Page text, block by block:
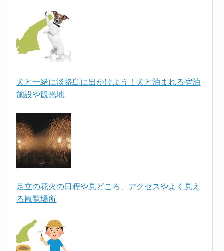
犬と一緒に淡路島に出かけよう！犬と泊まれる宿泊
施設や観光地
足立の花火の日程や見どころ、アクセスやよく見え
る観覧場所